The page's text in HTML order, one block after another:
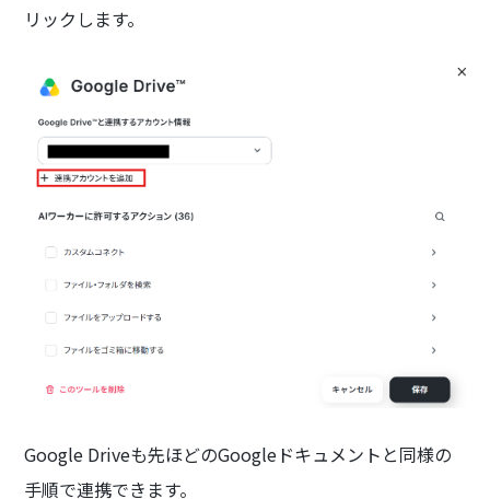
リックします。
Google Driveも先ほどのGoogleドキュメントと同様の
手順で連携できます。